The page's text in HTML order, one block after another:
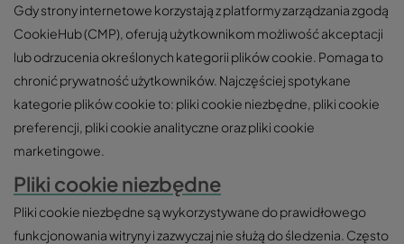
Gdy strony internetowe korzystają z platformy zarządzania zgodą
CookieHub (CMP), oferują użytkownikom możliwość akceptacji
lub odrzucenia określonych kategorii plików cookie. Pomaga to
chronić prywatność użytkowników. Najczęściej spotykane
kategorie plików cookie to: pliki cookie niezbędne, pliki cookie
preferencji, pliki cookie analityczne oraz pliki cookie
marketingowe.
Pliki cookie niezbędne
Pliki cookie niezbędne są wykorzystywane do prawidłowego
funkcjonowania witryny i zazwyczaj nie służą do śledzenia. Często